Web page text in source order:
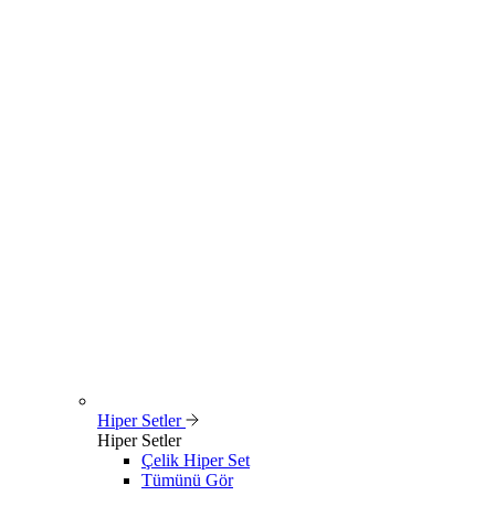
Hiper Setler
Hiper Setler
Çelik Hiper Set
Tümünü Gör